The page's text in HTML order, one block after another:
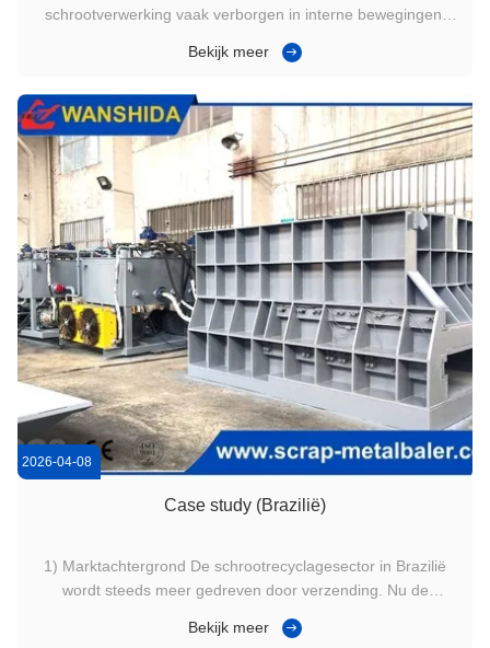
schrootverwerking vaak verborgen in interne bewegingen.
vorkheftrucks dezelfde stappen: oppakken, verplaatsen,
verbruiken arbeid en ...
Bekijk meer
2026-04-08
Case study (Brazilië)
1) Marktachtergrond De schrootrecyclagesector in Brazilië
wordt steeds meer gedreven door verzending. Nu de
gevoelig blijven voor laadefficiëntie, besteden schroothopen
Bekijk meer